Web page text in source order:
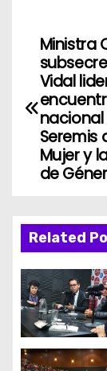
N
v
a
c
i
ó
n
Ministra
Vidal
Seremis
Mujer y
de
Related